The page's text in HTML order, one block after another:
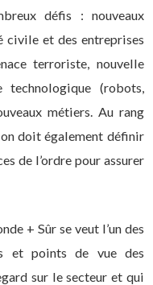
défis : nouveaux
civile et des entreprises
terroriste, nouvelle
technologique (robots,
métiers. Au rang
doit également définir
de l’ordre pour assurer
+ Sûr se veut l’un des
et points de vue des
sur le secteur et qui